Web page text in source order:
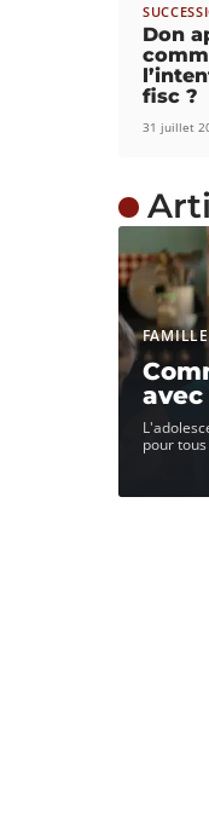
Don
fisc ?
31 juillet
FAMILLE
avec
pour